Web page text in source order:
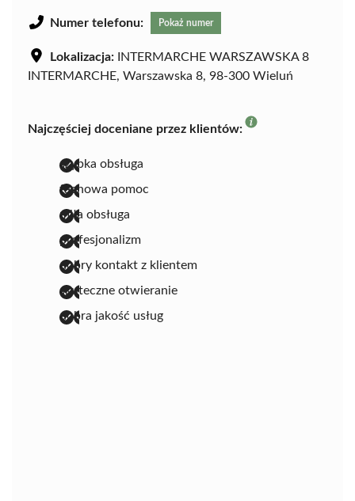
Numer telefonu: Pokaż numer
Lokalizacja: INTERMARCHE WARSZAWSKA 8
INTERMARCHE, Warszawska 8, 98-300 Wieluń
Najczęściej doceniane przez klientów:
szybka obsługa
fachowa pomoc
miła obsługa
profesjonalizm
dobry kontakt z klientem
skuteczne otwieranie
dobra jakość usług